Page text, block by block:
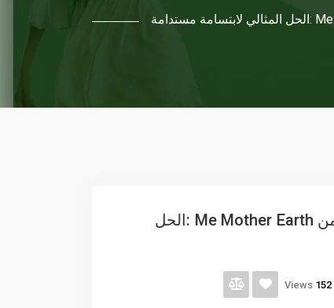
خيط الأسنان الصديق للبيئة من Me Mother Earth :الحل
152